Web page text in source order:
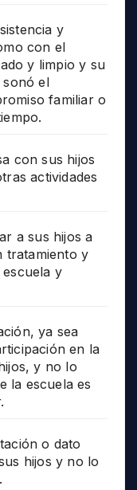
y
con el
y limpio y su
sonó el
familiar o
con sus hijos
actividades
a sus hijos a
tratamiento y
y
ya sea
en la
y no lo
la escuela es
o dato
hijos y no lo